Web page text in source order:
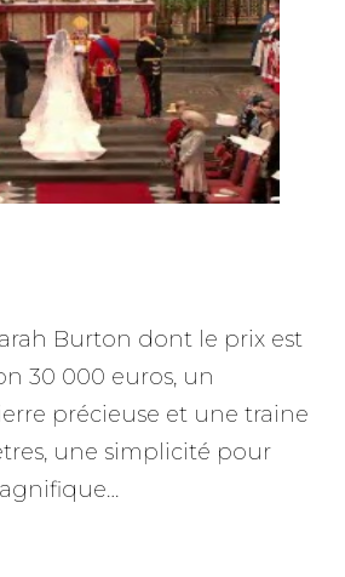
Burton dont le prix est
30 000 euros, un
précieuse et une traine
une simplicité pour